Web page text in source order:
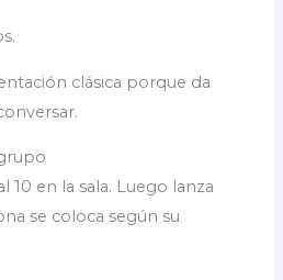
clásica porque da
10 en la sala. Luego lanza
se coloca según su